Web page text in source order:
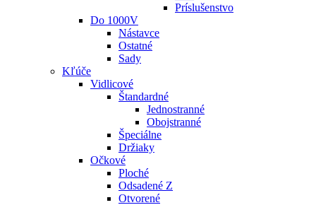
Príslušenstvo
Do 1000V
Nástavce
Ostatné
Sady
Kľúče
Vidlicové
Štandardné
Jednostranné
Obojstranné
Špeciálne
Držiaky
Očkové
Ploché
Odsadené Z
Otvorené